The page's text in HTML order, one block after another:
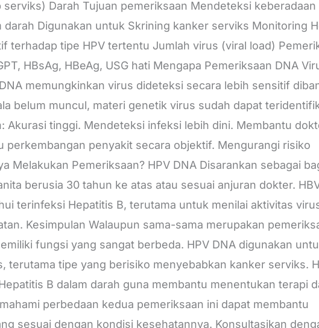
Darah Tujuan pemeriksaan Mendeteksi keberadaan
Digunakan untuk Skrining kanker serviks Monitoring
terhadap tipe HPV tertentu Jumlah virus (viral load)
HBsAg, HBeAg, USG hati Mengapa Pemeriksaan DNA
memungkinkan virus dideteksi secara lebih sensitif
belum muncul, materi genetik virus sudah dapat
Akurasi tinggi. Mendeteksi infeksi lebih dini. Membantu
perkembangan penyakit secara objektif. Mengurangi risiko
Melakukan Pemeriksaan? HPV DNA Disarankan sebagai
berusia 30 tahun ke atas atau sesuai anjuran dokter.
terinfeksi Hepatitis B, terutama untuk menilai aktivitas
Kesimpulan Walaupun sama-sama merupakan
fungsi yang sangat berbeda. HPV DNA digunakan
terutama tipe yang berisiko menyebabkan kanker serviks.
B dalam darah guna membantu menentukan terapi
perbedaan kedua pemeriksaan ini dapat membantu
sesuai dengan kondisi kesehatannya. Konsultasikan